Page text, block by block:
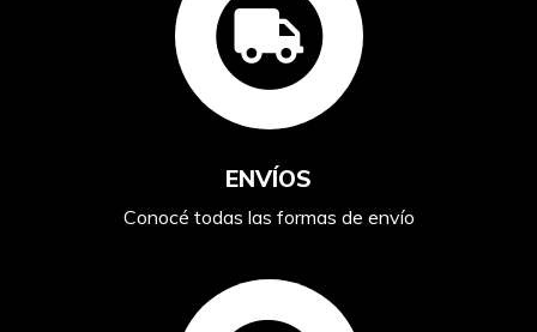
ENVÍOS
Conocé todas las formas de envío